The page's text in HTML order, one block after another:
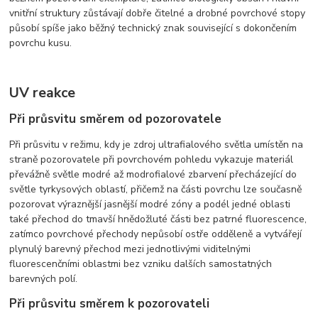
vnitřní struktury zůstávají dobře čitelné a drobné povrchové stopy
působí spíše jako běžný technický znak související s dokončením
povrchu kusu.
UV reakce
Při průsvitu směrem od pozorovatele
Při průsvitu v režimu, kdy je zdroj ultrafialového světla umístěn na
straně pozorovatele při povrchovém pohledu vykazuje materiál
převážně světle modré až modrofialové zbarvení přecházející do
světle tyrkysových oblastí, přičemž na části povrchu lze současně
pozorovat výraznější jasnější modré zóny a podél jedné oblasti
také přechod do tmavší hnědožluté části bez patrné fluorescence,
zatímco povrchové přechody nepůsobí ostře odděleně a vytvářejí
plynulý barevný přechod mezi jednotlivými viditelnými
fluorescenčními oblastmi bez vzniku dalších samostatných
barevných polí.
Při průsvitu směrem k pozorovateli